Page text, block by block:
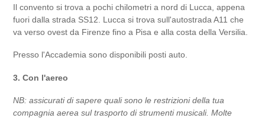
Il convento si trova a pochi chilometri a nord di Lucca, appena
fuori dalla strada SS12. L ucca si trova sull'autostrada A11 che
va verso ovest da Firenze fino a Pisa e alla costa della Versilia.
Presso l'Accademia sono disponibili posti auto.
3. Con l'aereo
NB: assicurati di sapere quali sono le restrizioni della tua
compagnia aerea sul trasporto di strumenti musicali. Molte